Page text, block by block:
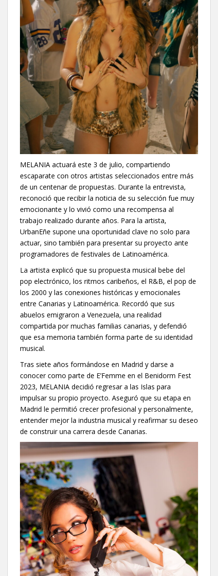
MELANIA actuará este 3 de julio, compartiendo
escaparate con otros artistas seleccionados entre más
de un centenar de propuestas. Durante la entrevista,
reconoció que recibir la noticia de su selección fue muy
emocionante y lo vivió como una recompensa al
trabajo realizado durante años. Para la artista,
UrbanEñe supone una oportunidad clave no solo para
actuar, sino también para presentar su proyecto ante
programadores de festivales de Latinoamérica.
La artista explicó que su propuesta musical bebe del
pop electrónico, los ritmos caribeños, el R&B, el pop de
los 2000 y las conexiones históricas y emocionales
entre Canarias y Latinoamérica. Recordó que sus
abuelos emigraron a Venezuela, una realidad
compartida por muchas familias canarias, y defendió
que esa memoria también forma parte de su identidad
musical.
Tras siete años formándose en Madrid y darse a
conocer como parte de E’Femme en el Benidorm Fest
2023, MELANIA decidió regresar a las Islas para
impulsar su propio proyecto. Aseguró que su etapa en
Madrid le permitió crecer profesional y personalmente,
entender mejor la industria musical y reafirmar su deseo
de construir una carrera desde Canarias.